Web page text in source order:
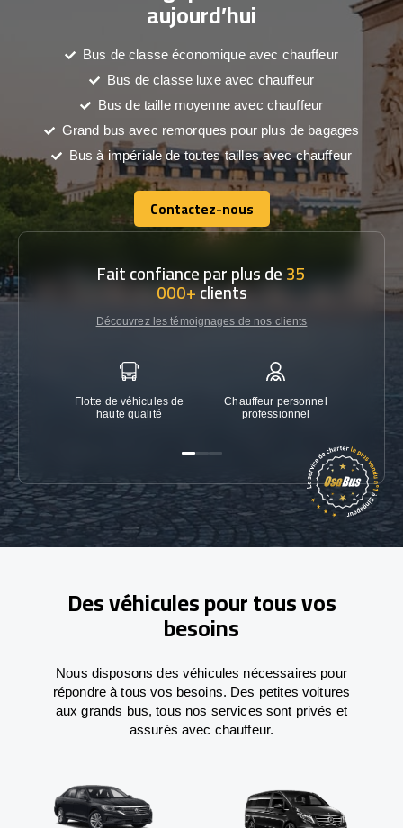
aujourd’hui
Bus de classe économique avec chauffeur
Bus de classe luxe avec chauffeur
Bus de taille moyenne avec chauffeur
Grand bus avec remorques pour plus de bagages
Bus à impériale de toutes tailles avec chauffeur
Contactez-nous
Contactez-nous
Fait confiance par plus de35
000+clients
Découvrez les témoignages de nos clients
Flotte de véhicules de
haute qualité
Chauffeur personnel
professionnel
Des véhicules pour tous vos
besoins
Nous disposons des véhicules nécessaires pour
répondre à tous vos besoins. Des petites voitures
aux grands bus, tous nos services sont privés et
assurés avec chauffeur.